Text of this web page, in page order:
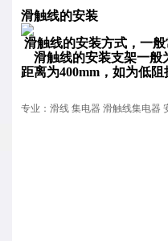
滑触线的安装
滑触线的安装方式，一
滑触线的安装支架一般
距离为400mm，如为低
专业：滑线 集电器 滑触线集电器